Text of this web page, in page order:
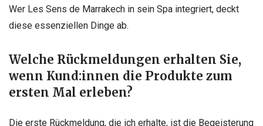
Wer Les Sens de Marrakech in sein Spa integriert, deckt
diese essenziellen Dinge ab.
Welche Rückmeldungen erhalten Sie,
wenn Kund:innen die Produkte zum
ersten Mal erleben?
Die erste Rückmeldung, die ich erhalte, ist die Begeisterung